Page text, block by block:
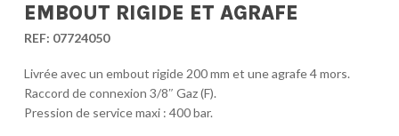
EMBOUT RIGIDE ET AGRAFE
REF: 07724050
Livrée avec un embout rigide 200 mm et une agrafe 4 mors.
Raccord de connexion 3/8″ Gaz (F).
Pression de service maxi : 400 bar.